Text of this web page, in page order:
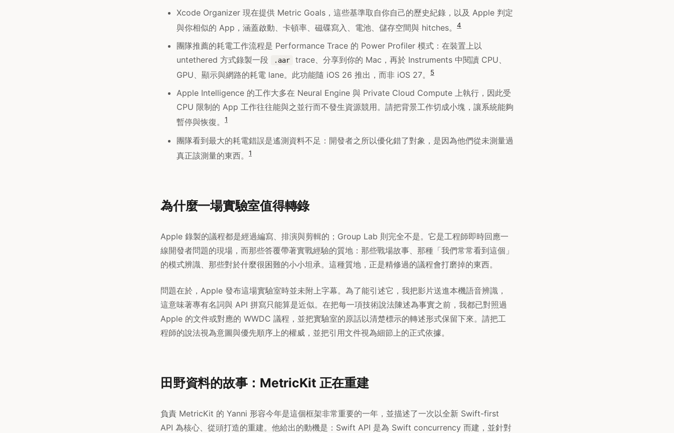
Xcode Organizer 現在提供 Metric Goals，這些基準取自你自己的歷史紀錄，以及 Apple 判定
與你相似的 App，涵蓋啟動、卡頓率、磁碟寫入、電池、儲存空間與 hitches。
4
團隊推薦的耗電工作流程是 Performance Trace 的 Power Profiler 模式：在裝置上以
untethered 方式錄製一段
.aar
trace、分享到你的 Mac，再於 Instruments 中閱讀 CPU、
GPU、顯示與網路的耗電 lane。此功能隨 iOS 26 推出，而非 iOS 27。
5
Apple Intelligence 的工作大多在 Neural Engine 與 Private Cloud Compute 上執行，因此受
CPU 限制的 App 工作往往能與之並行而不發生資源競用。請把背景工作切成小塊，讓系統能夠
暫停與恢復。
1
團隊看到最大的耗電錯誤是遙測資料不足：開發者之所以優化錯了對象，是因為他們從未測量過
真正該測量的東西。
1
為什麼一場實驗室值得轉錄
Apple 錄製的議程都是經過編寫、排演與剪輯的；Group Lab 則完全不是。它是工程師即時回應一
線開發者問題的現場，而那些答覆帶著實戰經驗的質地：那些戰場故事、那種「我們常常看到這個」
的模式辨識、那些對於什麼很困難的小小坦承。這種質地，正是精修過的議程會打磨掉的東西。
問題在於，Apple 發布這場實驗室時並未附上字幕。為了能引述它，我把影片送進本機語音辨識，
這意味著專有名詞與 API 拼寫只能算是近似。在把每一項技術說法陳述為事實之前，我都已對照過
Apple 的文件或對應的 WWDC 議程，並把實驗室的原話以清楚標示的轉述形式保留下來。請把工
程師的說法視為意圖與優先順序上的權威，並把引用文件視為細節上的正式依據。
田野資料的故事：MetricKit 正在重建
負責 MetricKit 的 Yanni 形容今年是這個框架非常重要的一年，並描述了一次以全新 Swift-first
API 為核心、從頭打造的重建。他給出的動機是：Swift API 是為 Swift concurrency 而建，並針對